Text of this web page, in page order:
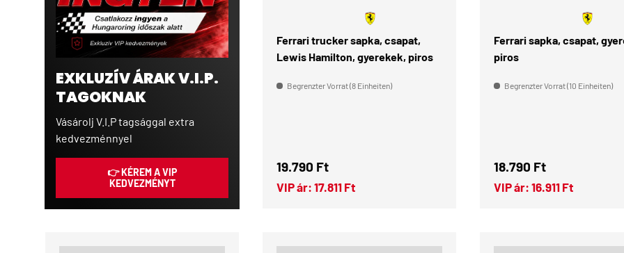
EXKLUZÍV ÁRAK V.I.P.
TAGOKNAK
Vásárolj V.I.P tagsággal extra
kedvezménnyel
👉 KÉREM A VIP
KEDVEZMÉNYT
Ferrari trucker sapka, csapat,
Lewis Hamilton, gyerekek, piros
Begrenzter Vorrat (8 Einheiten)
Normaler Preis
19.790 Ft
VIP ár: 17.811 Ft
Ferrari sapka, csapat,
piros
Begrenzter Vorrat (10 Einheiten)
Normaler Preis
18.790 Ft
VIP ár: 16.911 Ft